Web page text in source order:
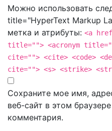
Можно использовать
title="HyperText Markup
метка и атрибуты: <a
title=""> <acronym
cite=""> <cite> <code>
cite=""> <s> <strike>
Сохраните мое имя,
веб-сайт в этом
комментария.